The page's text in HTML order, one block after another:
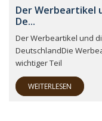
Der Werbeartikel
De...
Der Werbeartikel und
DeutschlandDie
wichtiger Teil
WEITERLESEN